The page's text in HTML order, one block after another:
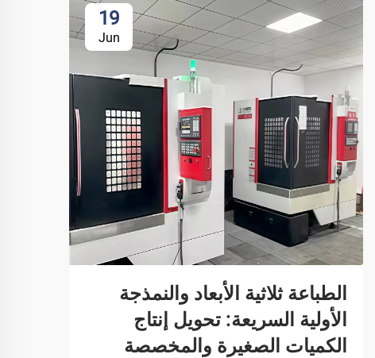
19
Jun
الطباعة ثلاثية الأبعاد والنمذجة
الأولية السريعة: تحويل إنتاج
الكميات الصغيرة والمخصصة